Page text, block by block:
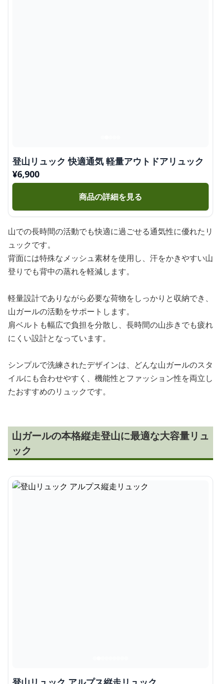
登山リュック 快適通気 軽量アウトドアリュック
¥6,900
商品の詳細を見る
山での長時間の活動でも快適に過ごせる通気性に優れたリ
ュックです。
背面には特殊なメッシュ素材を使用し、汗をかきやすい山
登りでも背中の蒸れを軽減します。
軽量設計でありながら必要な荷物をしっかりと収納でき、
山ガールの活動をサポートします。
肩ベルトも幅広で負担を分散し、長時間の山歩きでも疲れ
にくい設計となっています。
シンプルで洗練されたデザインは、どんな山ガールのスタ
イルにも合わせやすく、機能性とファッション性を両立し
たおすすめのリュックです。
山ガールの本格縦走登山に最適な大容量リュ
ック